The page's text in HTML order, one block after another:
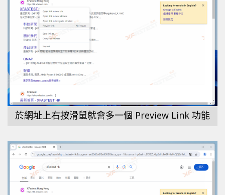
於網址上右按滑鼠就會多一個 Preview Link 功能